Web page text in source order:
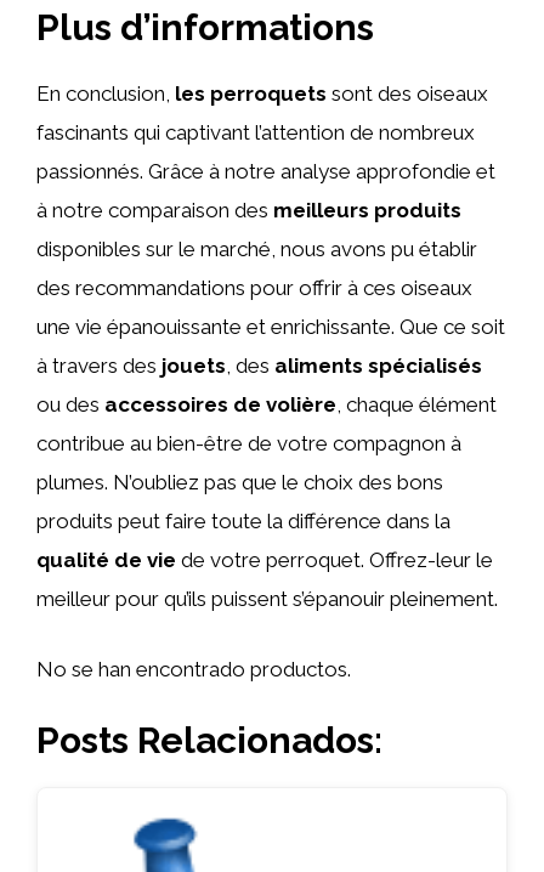
Plus d’informations
En conclusion, les perroquets sont des oiseaux
fascinants qui captivant l’attention de nombreux
passionnés. Grâce à notre analyse approfondie et
à notre comparaison des meilleurs produits
disponibles sur le marché, nous avons pu établir
des recommandations pour offrir à ces oiseaux
une vie épanouissante et enrichissante. Que ce soit
à travers des jouets, des aliments spécialisés
ou des accessoires de volière, chaque élément
contribue au bien-être de votre compagnon à
plumes. N’oubliez pas que le choix des bons
produits peut faire toute la différence dans la
qualité de vie de votre perroquet. Offrez-leur le
meilleur pour qu’ils puissent s’épanouir pleinement.
No se han encontrado productos.
Posts Relacionados: